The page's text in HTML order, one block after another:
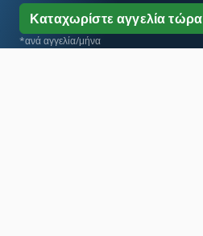
Καταχωρίστε αγγελία τώρα
*ανά αγγελία/μήνα